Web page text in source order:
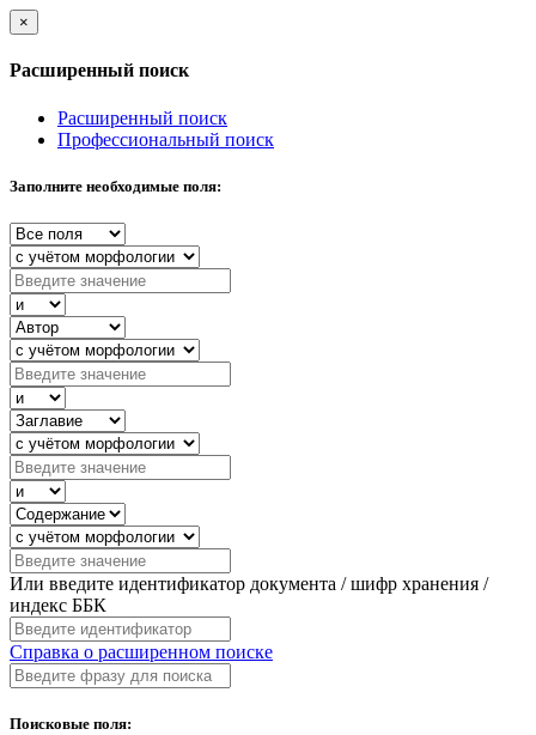
×
Расширенный поиск
Расширенный поиск
Профессиональный поиск
Заполните необходимые поля:
Или введите идентификатор документа / шифр хранения /
индекс ББК
Справка о расширенном поиске
Поисковые поля: